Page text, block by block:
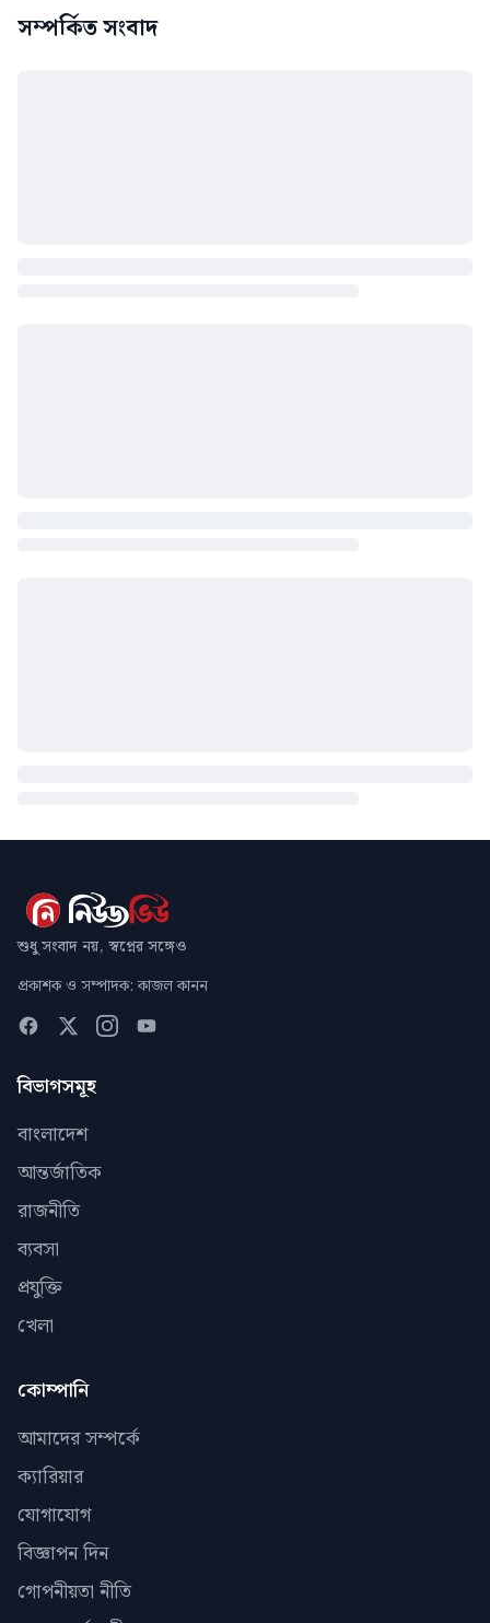
সম্পর্কিত সংবাদ
শুধু সংবাদ নয়, স্বপ্নের সঙ্গেও
প্রকাশক ও সম্পাদক: কাজল কানন
বিভাগসমূহ
বাংলাদেশ
আন্তর্জাতিক
রাজনীতি
ব্যবসা
প্রযুক্তি
খেলা
কোম্পানি
আমাদের সম্পর্কে
ক্যারিয়ার
যোগাযোগ
বিজ্ঞাপন দিন
গোপনীয়তা নীতি